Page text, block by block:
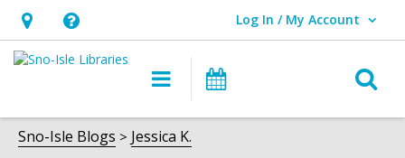
Hours
&
opens
an
Help,
opens
overlay
Log In / My Account
User Log In / My Account.
Main
navigation
Sno-Isle Blogs Jessica K.